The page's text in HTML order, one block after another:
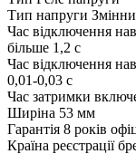
Тип напруги
Час відключення
більше 1,2 с
Час відключення
0,01-0,03 с
Час затримки
Ширіна 53 мм
Гарантія 8 років
Країна реєстрації